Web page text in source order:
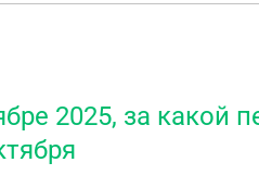
2025, за какой